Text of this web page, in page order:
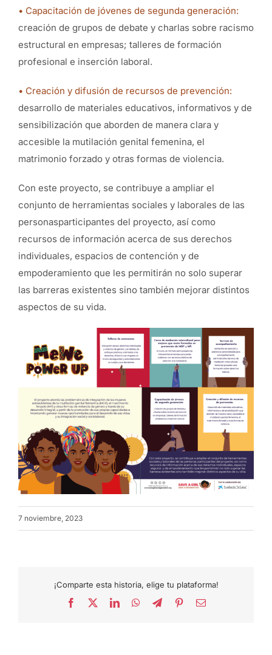
• Capacitación de jóvenes de segunda generación:
creación de grupos de debate y charlas sobre racismo
estructural en empresas; talleres de formación
profesional e inserción laboral.
• Creación y difusión de recursos de prevención:
desarrollo de materiales educativos, informativos y de
sensibilización que aborden de manera clara y
accesible la mutilación genital femenina, el
matrimonio forzado y otras formas de violencia.
Con este proyecto, se contribuye a ampliar el
conjunto de herramientas sociales y laborales de las
personasparticipantes del proyecto, así como
recursos de información acerca de sus derechos
individuales, espacios de contención y de
empoderamiento que les permitirán no solo superar
las barreras existentes sino también mejorar distintos
aspectos de su vida.
7 noviembre, 2023
¡Comparte esta historia, elige tu plataforma!
Facebook
LinkedInWhatsApp
TelegramPinterestCorreo